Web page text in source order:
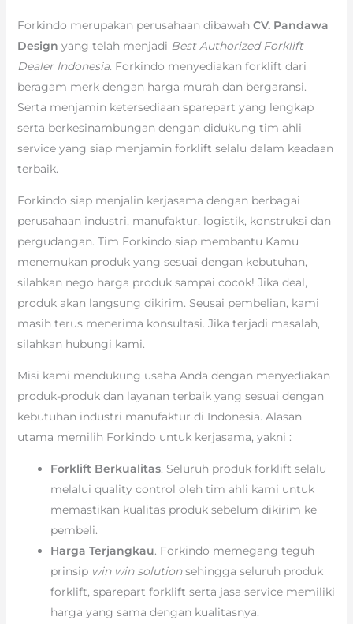
Forkindo merupakan perusahaan dibawah CV. Pandawa
Design yang telah menjadi Best Authorized Forklift
Dealer Indonesia. Forkindo menyediakan forklift dari
beragam merk dengan harga murah dan bergaransi.
Serta menjamin ketersediaan sparepart yang lengkap
serta berkesinambungan dengan didukung tim ahli
service yang siap menjamin forklift selalu dalam keadaan
terbaik.
Forkindo siap menjalin kerjasama dengan berbagai
perusahaan industri, manufaktur, logistik, konstruksi dan
pergudangan. Tim Forkindo siap membantu Kamu
menemukan produk yang sesuai dengan kebutuhan,
silahkan nego harga produk sampai cocok! Jika deal,
produk akan langsung dikirim. Seusai pembelian, kami
masih terus menerima konsultasi. Jika terjadi masalah,
silahkan hubungi kami.
Misi kami mendukung usaha Anda dengan menyediakan
produk-produk dan layanan terbaik yang sesuai dengan
kebutuhan industri manufaktur di Indonesia. Alasan
utama memilih Forkindo untuk kerjasama, yakni :
Forklift Berkualitas. Seluruh produk forklift selalu
melalui quality control oleh tim ahli kami untuk
memastikan kualitas produk sebelum dikirim ke
pembeli.
Harga Terjangkau. Forkindo memegang teguh
prinsip win win solutionsehingga seluruh produk
forklift, sparepart forklift serta jasa service memiliki
harga yang sama dengan kualitasnya.